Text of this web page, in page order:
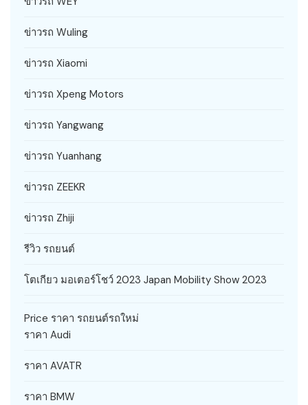
ข่าวรถ Wuling
ข่าวรถ Xiaomi
ข่าวรถ Xpeng Motors
ข่าวรถ Yangwang
ข่าวรถ Yuanhang
ข่าวรถ ZEEKR
ข่าวรถ Zhiji
รีวิว รถยนต์
โตเกียว มอเตอร์โชว์ 2023 Japan Mobility Show 2023
Price ราคา รถยนต์รถใหม่
ราคา Audi
ราคา AVATR
ราคา BMW